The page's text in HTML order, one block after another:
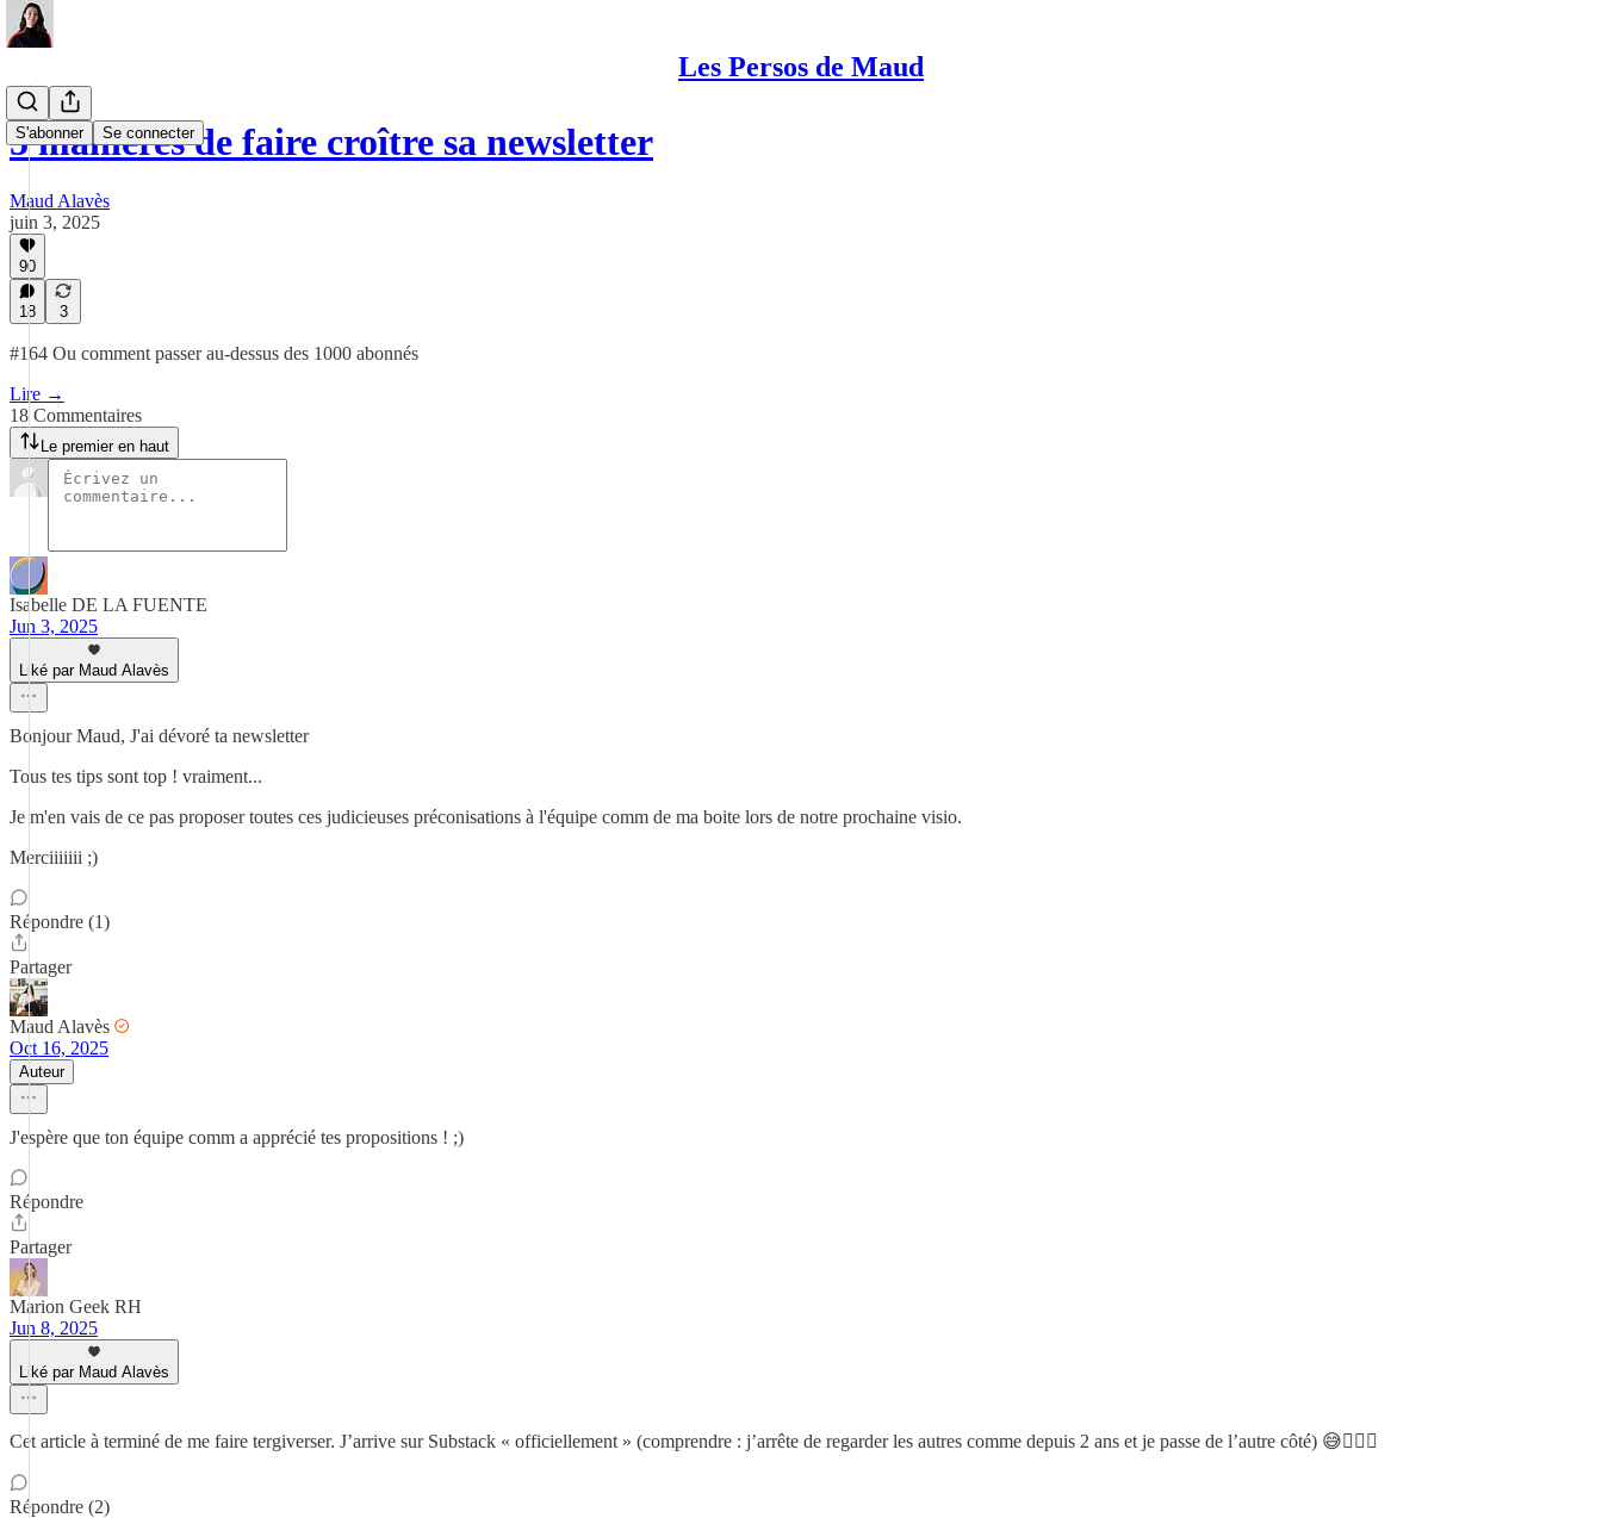
Les Persos de Maud
S'abonner Se connecter
5 manières de faire croître sa newsletter
Maud Alavès
juin 3, 2025
90
18 3
#164 Ou comment passer au-dessus des 1000 abonnés
Lire →
18 Commentaires
Le premier en haut
Isabelle DE LA FUENTE
Jun 3, 2025
Liké par Maud Alavès
Bonjour Maud, J'ai dévoré ta newsletter
Tous tes tips sont top ! vraiment...
Je m'en vais de ce pas proposer toutes ces judicieuses préconisations à l'équipe comm de ma boite lors de notre prochaine visio.
Merciiiiiii ;)
Répondre (1)
Partager
Maud Alavès
Oct 16, 2025
Auteur
J'espère que ton équipe comm a apprécié tes propositions ! ;)
Répondre
Partager
Marion Geek RH
Jun 8, 2025
Liké par Maud Alavès
Cet article à terminé de me faire tergiverser. J’arrive sur Substack « officiellement » (comprendre : j’arrête de regarder les autres comme depuis 2 ans et je passe de l’autre côté) 😅❤️‍🔥🍿
Répondre (2)